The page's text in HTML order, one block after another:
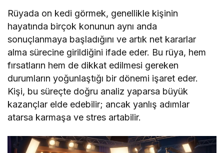
Rüyada on kedi görmek, genellikle kişinin
hayatında birçok konunun aynı anda
sonuçlanmaya başladığını ve artık net kararlar
alma sürecine girildiğini ifade eder. Bu rüya, hem
fırsatların hem de dikkat edilmesi gereken
durumların yoğunlaştığı bir dönemi işaret eder.
Kişi, bu süreçte doğru analiz yaparsa büyük
kazançlar elde edebilir; ancak yanlış adımlar
atarsa karmaşa ve stres artabilir.